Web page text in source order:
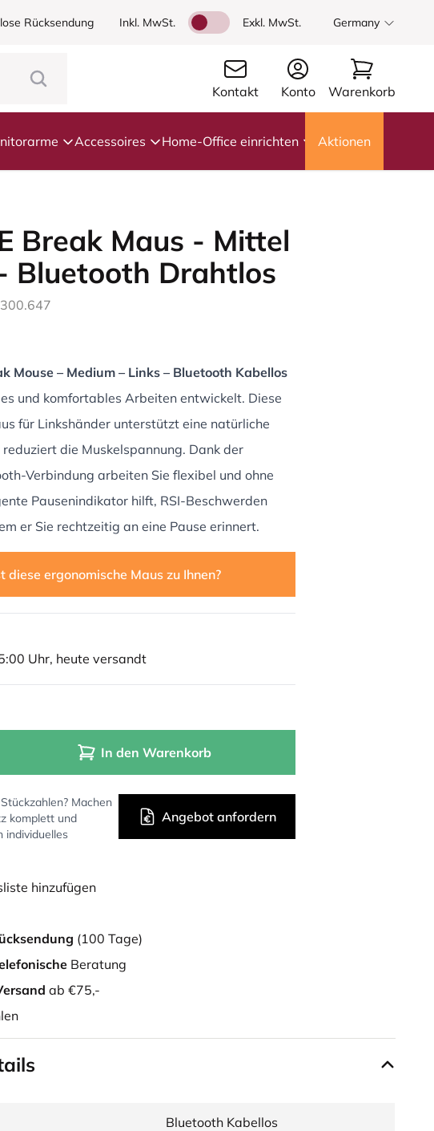
Rücksendung Inkl. MwSt. Exkl. MwSt. Germany
Kontakt Konto Warenkorb
Accessoires Home-Office einrichten Aktionen
Break Maus - Mittel
Bluetooth Drahtlos
Mouse – Medium – Links – Bluetooth Kabellos
und komfortables Arbeiten entwickelt. Diese
für Linkshänder unterstützt eine natürliche
die Muskelspannung. Dank der
Verbindung arbeiten Sie flexibel und ohne
Pausenindikator hilft, RSI-Beschwerden
er Sie rechtzeitig an eine Pause erinnert.
diese ergonomische Maus zu Ihnen?
Uhr, heute versandt
In den Warenkorb
Machen
komplett und
individuelles
Angebot anfordern
hinzufügen
(100 Tage)
Beratung
ab €75,-
Bluetooth Kabellos